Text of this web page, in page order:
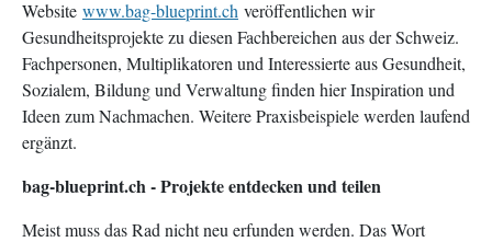
Website www.bag-blueprint.ch veröffentlichen wir
Gesundheitsprojekte zu diesen Fachbereichen aus der Schweiz.
Fachpersonen, Multiplikatoren und Interessierte aus Gesundheit,
Sozialem, Bildung und Verwaltung finden hier Inspiration und
Ideen zum Nachmachen. Weitere Praxisbeispiele werden laufend
ergänzt.
bag-blueprint.ch - Projekte entdecken und teilen
Meist muss das Rad nicht neu erfunden werden. Das Wort